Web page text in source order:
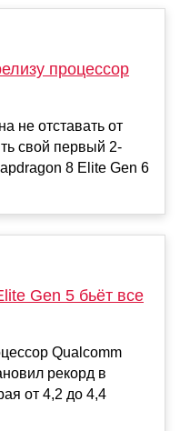
процессор
не отставать от
свой первый 2-
8 Elite Gen 6
Gen 5 бьёт все
Qualcomm
рекорд в
от 4,2 до 4,4